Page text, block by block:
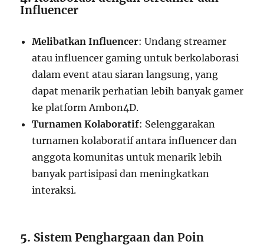
Influencer
Melibatkan Influencer: Undang streamer
atau influencer gaming untuk berkolaborasi
dalam event atau siaran langsung, yang
dapat menarik perhatian lebih banyak gamer
ke platform Ambon4D.
Turnamen Kolaboratif: Selenggarakan
turnamen kolaboratif antara influencer dan
anggota komunitas untuk menarik lebih
banyak partisipasi dan meningkatkan
interaksi.
5. Sistem Penghargaan dan Poin